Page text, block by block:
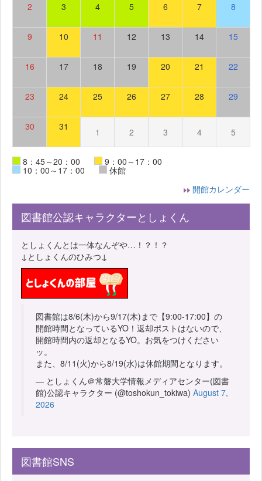
2 3 4 5 6 7 8
9 10 11 12 13 14 15
16 17 18 19 20 21 22
23 24 25 26 27 28 29
30 31 1 2 3 4 5
8：45～20：00 9：00～17：00
10：00～17：00
休館
開館カレンダー
図書館公認キャラクターとしょくん
としょくんとは一体なんぞや…！？！？
↓としょくんのひみつ↓
図書館は8/6(木)から9/17(木)まで【9:00-17:00】の
開館時間となっているYO！返却ポストはないので、
開館時間内の返却となるYO。お気をつけください
ッ。
また、8/11(火)から8/19(水)は休館期間となります。
— としょくん＠常磐大学情報メディアセンター(図書
館)公認キャラクター (@toshokun_tokiwa) August 7,
2026
図書館SNS